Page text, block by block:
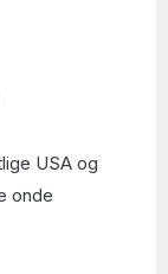
USA og
onde